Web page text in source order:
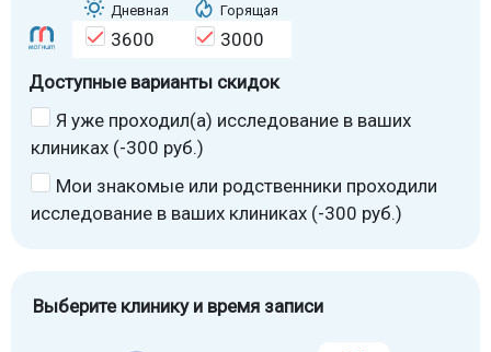
Дневная Горящая
3600
3000
Доступные варианты скидок
Я уже проходил(а) исследование в ваших
клиниках (-300 руб.)
Мои знакомые или родственники проходили
исследование в ваших клиниках (-300 руб.)
Выберите клинику и время записи